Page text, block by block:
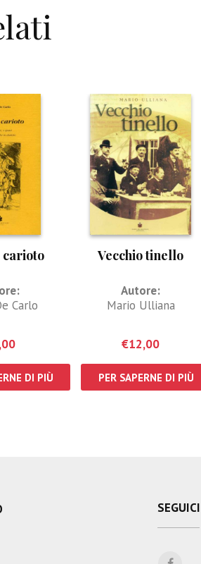
Carlo
DI PIÙ
Vecchio tinello
Autore:
Mario Ulliana
€12,00
PER SAPERNE DI PIÙ
SEGUICI